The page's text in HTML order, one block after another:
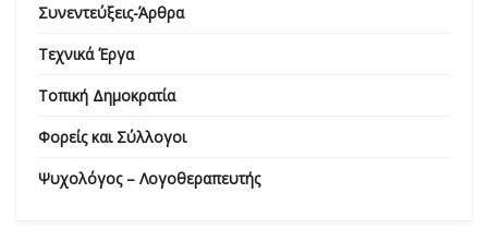
Συνεντεύξεις-Άρθρα
Τεχνικά Έργα
Τοπική Δημοκρατία
Φορείς και Σύλλογοι
Ψυχολόγος – Λογοθεραπευτής